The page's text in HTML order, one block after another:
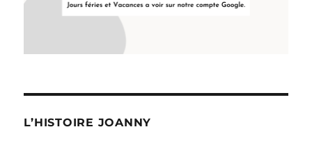
L’HISTOIRE JOANNY